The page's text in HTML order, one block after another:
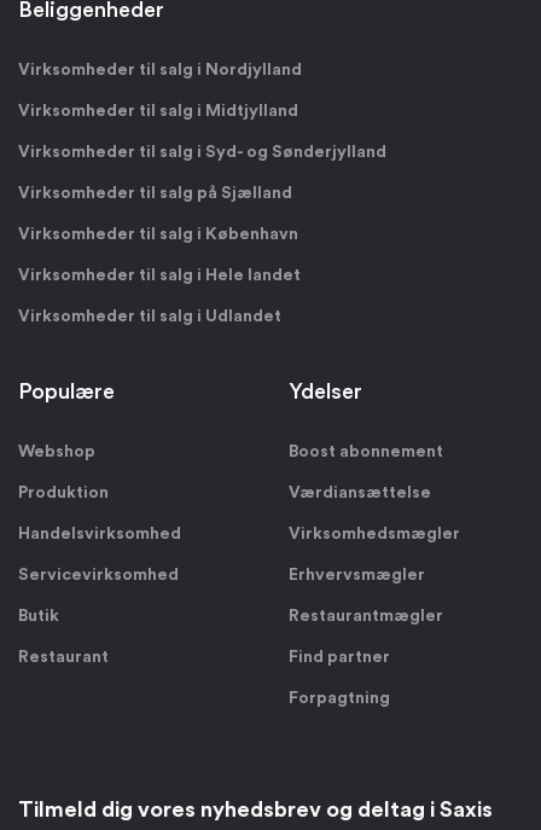
Beliggenheder
Virksomheder til salg i Nordjylland
Virksomheder til salg i Midtjylland
Virksomheder til salg i Syd- og Sønderjylland
Virksomheder til salg på Sjælland
Virksomheder til salg i København
Virksomheder til salg i Hele landet
Virksomheder til salg i Udlandet
Populære
Webshop
Produktion
Handelsvirksomhed
Servicevirksomhed
Butik
Restaurant
Ydelser
Boost abonnement
Værdiansættelse
Virksomhedsmægler
Erhvervsmægler
Restaurantmægler
Find partner
Forpagtning
Tilmeld dig vores nyhedsbrev og deltag i Saxis